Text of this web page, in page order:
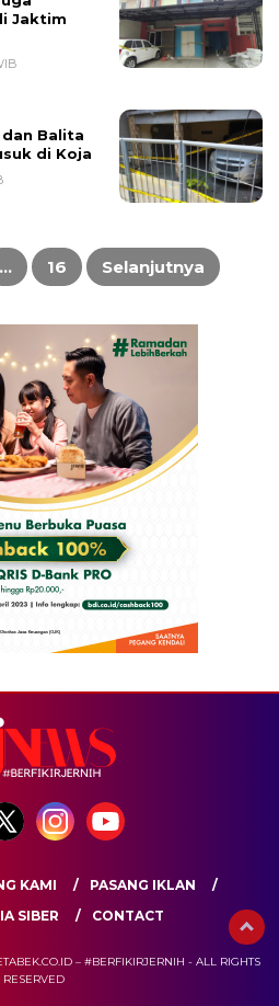
Jaktim
Balita
di Koja
… 16 Selanjutnya
KAMI
PASANG IKLAN
SIBER
CONTACT
– #BERFIKIRJERNIH - ALL RIGHTS
RESERVED